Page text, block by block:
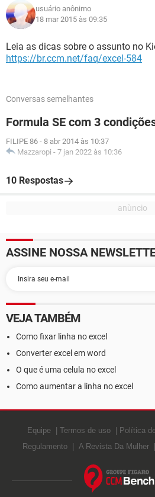
usuário anônimo
18 mar 2015 às 09:35
Leia as dicas sobre o assunto no
https://br.ccm.net/faq/excel-584
Conversas semelhantes
Formula SE com 3
FILIPE 86 - 8 abr 2014 às 10:37
Mazzaropi - 7 jan 2022 às 10:36
10 Respostas
ASSINE NOSSA
VEJA TAMBÉM
Como fixar linha no excel
Converter excel em word
O que é uma celula no excel
Como aumentar a linha no excel
Equipe Termos de uso Política
Regulamento
A Revista Da Mulher